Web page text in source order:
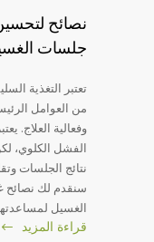
نصائح
جلسات
تعتبر التغذية
من العوامل
وفعالية العلاج.
الفشل الكلوي،
نتائج الجلسات
سنقدم لك نصائح
الغسيل
قراءة المزيد